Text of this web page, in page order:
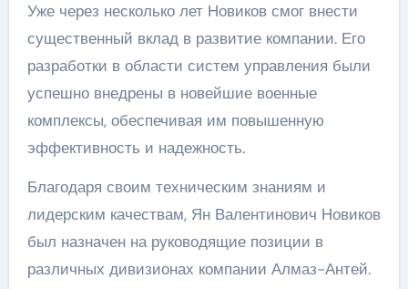
Уже через несколько лет Новиков смог внести
существенный вклад в развитие компании. Его
разработки в области систем управления были
успешно внедрены в новейшие военные
комплексы, обеспечивая им повышенную
эффективность и надежность.
Благодаря своим техническим знаниям и
лидерским качествам, Ян Валентинович Новиков
был назначен на руководящие позиции в
различных дивизионах компании Алмаз-Антей.